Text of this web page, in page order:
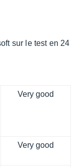
sur le test en 24
Very good
Very good